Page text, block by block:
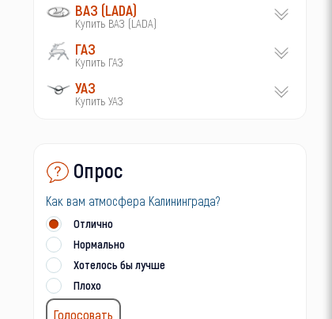
ВАЗ (LADA)
Купить ВАЗ (LADA)
ГАЗ
Купить ГАЗ
УАЗ
Купить УАЗ
Опрос
Как вам атмосфера Калининграда?
Отлично
Нормально
Хотелось бы лучше
Плохо